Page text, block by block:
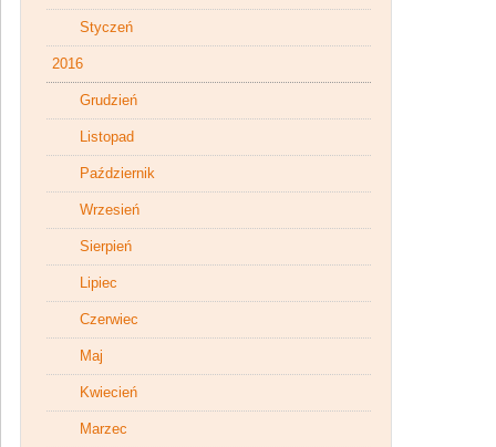
Styczeń
2016
Grudzień
Listopad
Październik
Wrzesień
Sierpień
Lipiec
Czerwiec
Maj
Kwiecień
Marzec